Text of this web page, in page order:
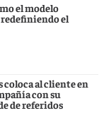
el modelo
el
coloca al cliente en
con su
de referidos